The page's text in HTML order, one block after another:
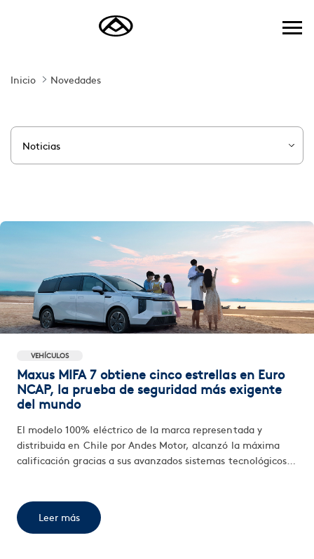
Saltar al contenido principal
Inicio Novedades
Noticias
VEHÍCULOS
Maxus MIFA 7 obtiene cinco estrellas en Euro
NCAP, la prueba de seguridad más exigente
del mundo
El modelo 100% eléctrico de la marca representada y
distribuida en Chile por Andes Motor, alcanzó la máxima
calificación gracias a sus avanzados sistemas tecnológicos y
reciente en Europa, se espera que en el mediano plazo
pueda llegar al mercado nacional.
Leer más